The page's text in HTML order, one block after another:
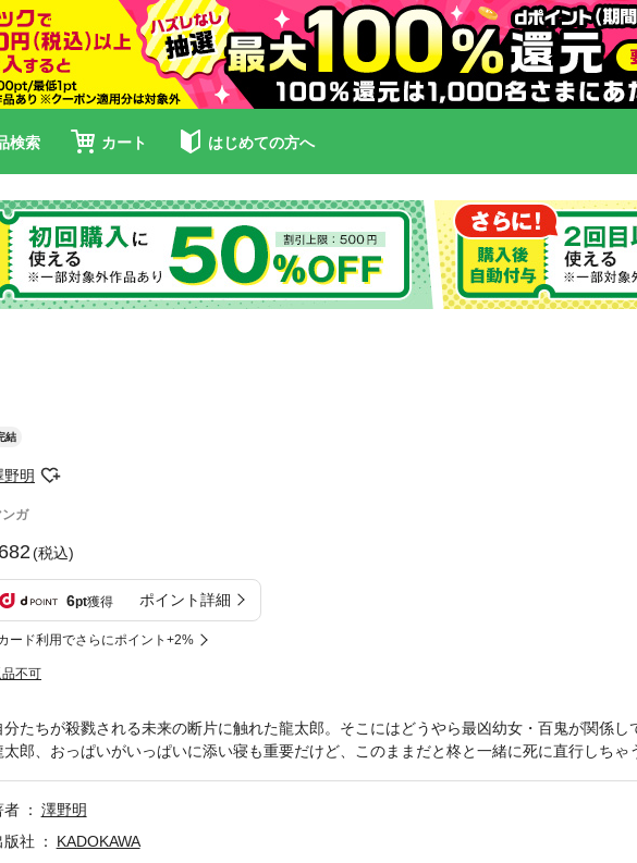
検索 カート はじめての方へ
結
野明
ンガ
682(税込)
6pt獲得 ポイント詳細
ード利用でさらにポイント+2%
不可
分たちが殺戮される未来の断片に触れた龍太郎。そこにはどうやら最凶幼女・百鬼が関係
太郎、おっぱいがいっぱいに添い寝も重要だけど、このままだと柊と一緒に死に直行しちゃ
者
澤野明
版社
KADOKAWA